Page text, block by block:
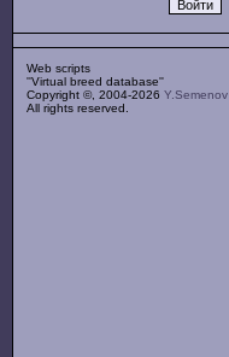
Web scripts
''Virtual breed database''
Copyright ©, 2004-2026 Y.Semenov
All rights reserved.